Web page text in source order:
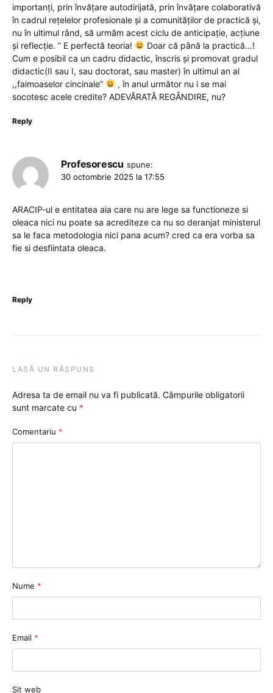
importanți, prin învățare autodirijată, prin învățare colaborativă
în cadrul rețelelor profesionale și a comunităților de practică și,
nu în ultimul rând, să urmăm acest ciclu de anticipație, acțiune
și reflecție. ” E perfectă teoria!
Doar că până la practică…!
Cum e posibil ca un cadru didactic, înscris și promovat gradul
didactic(II sau I, sau doctorat, sau master) în ultimul an al
,,faimoaselor cincinale”
, în anul următor nu i se mai
socotesc acele credite? ADEVĂRATĂ REGÂNDIRE, nu?
Reply
Profesorescu spune:
30 octombrie 2025 la 17:55
ARACIP-ul e entitatea aia care nu are lege sa functioneze si
oleaca nici nu poate sa acrediteze ca nu so deranjat ministerul
sa le faca metodologia nici pana acum? cred ca era vorba sa
fie si desfiintata oleaca.
Reply
LASĂ UN RĂSPUNS
Adresa ta de email nu va fi publicată. Câmpurile obligatorii
sunt marcate cu *
Comentariu *
Nume *
Email *
Sit web